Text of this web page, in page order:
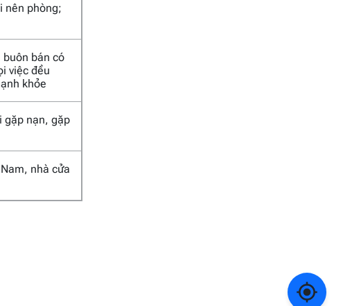
nên phòng;
bán có
việc đều
khỏe
gặp nạn, gặp
nhà cửa